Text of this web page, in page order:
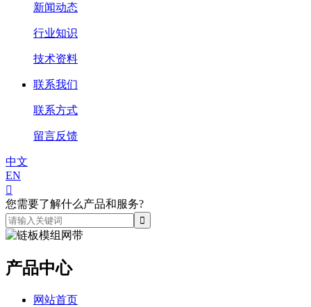
新闻动态
行业知识
技术资料
联系我们
联系方式
留言反馈
中文
EN

您需要了解什么产品和服务?
产品中心
网站首页